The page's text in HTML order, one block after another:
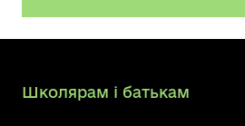
Школярам і батькам